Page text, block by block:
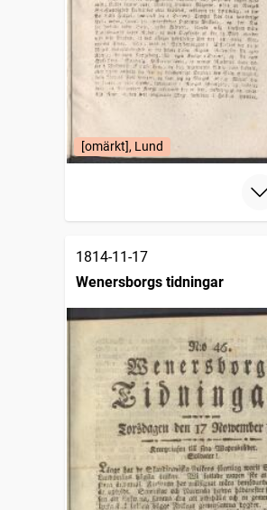
[omärkt], Lund
1814-11-17
Wenersborgs tidningar